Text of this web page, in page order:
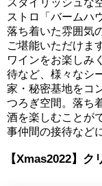
スタイリッシュな
ストロ「バームハ
落ち着いた雰囲気
ご堪能いただけま
ワインをお楽しみ
待など、様々なシ
家・秘密基地をコ
つろぎ空間。落ち
酒を楽しむことが
事仲間の接待など
【Xmas2022】